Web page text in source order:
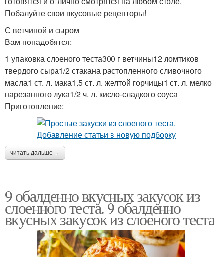
Побалуйте свои вкусовые рецепторы!
С ветчиной и сыром
Вам понадобятся:
1 упаковка слоеного теста300 г ветчины12 ломтиков
твердого сыра1/2 стакана растопленного сливочного
масла1 ст. л. мака1,5 ст. л. желтой горчицы1 ст. л. мелко
нарезанного лука1/2 ч. л. кисло-сладкого соуса
Приготовление:
читать дальше →
9 обалденно вкусных закусок из
слоенного теста. 9 обалденно
вкусных закусок из слоеного теста